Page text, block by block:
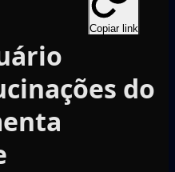
Copiar link
do